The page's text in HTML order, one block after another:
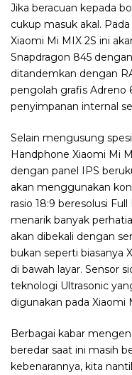
Jika beracuan kepada
cukup masuk akal.
Xiaomi Mi MIX 2S ini
Snapdragon 845
ditandemkan dengan
pengolah grafis Adreno
penyimpanan internal
Selain mengusung
Handphone Xiaomi Mi
dengan panel IPS
akan menggunakan
rasio 18:9 beresolusi
menarik banyak
akan dibekali dengan
bukan seperti biasanya
di bawah layar. Sensor
teknologi Ultrasonic
digunakan pada Xiaomi
Berbagai kabar
beredar saat ini masih
kebenarannya, kita